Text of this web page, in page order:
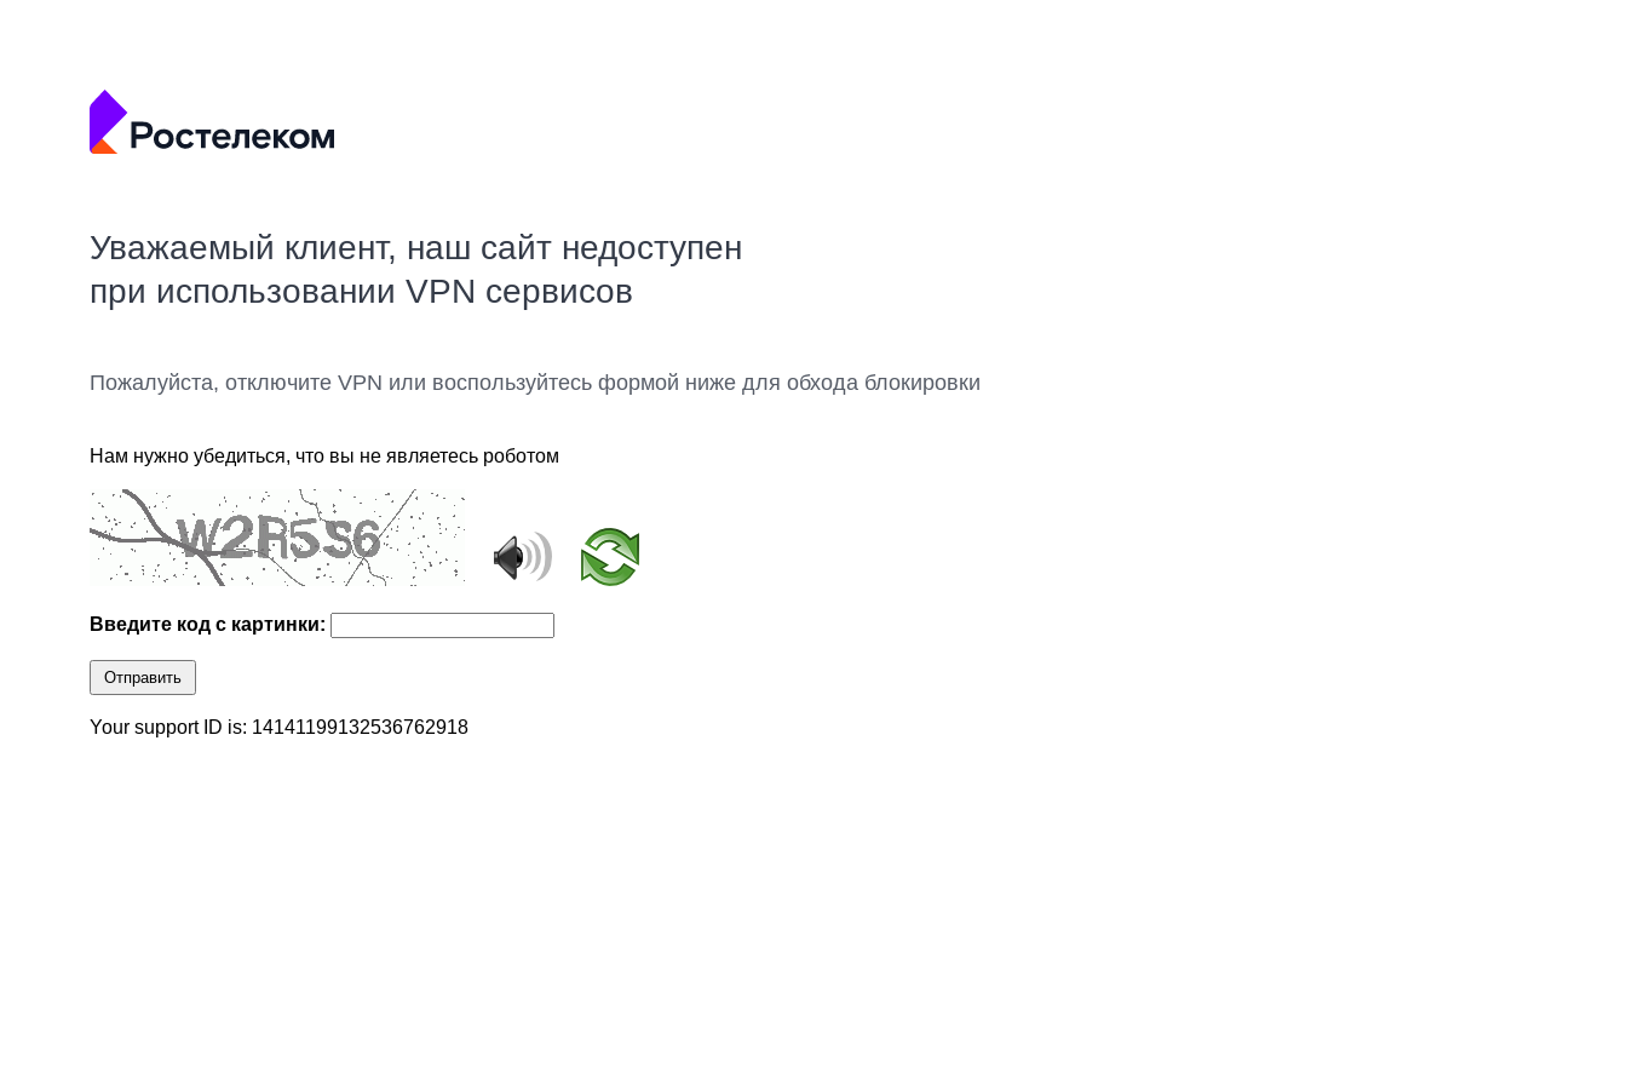
Уважаемый клиент, наш сайт недоступен
при использовании VPN сервисов
Пожалуйста, отключите VPN или воспользуйтесь формой ниже для обхода блокировки
Нам нужно убедиться, что вы не являетесь роботом
Введите код с картинки:
Отправить
Your support ID is: 14141199132536762918